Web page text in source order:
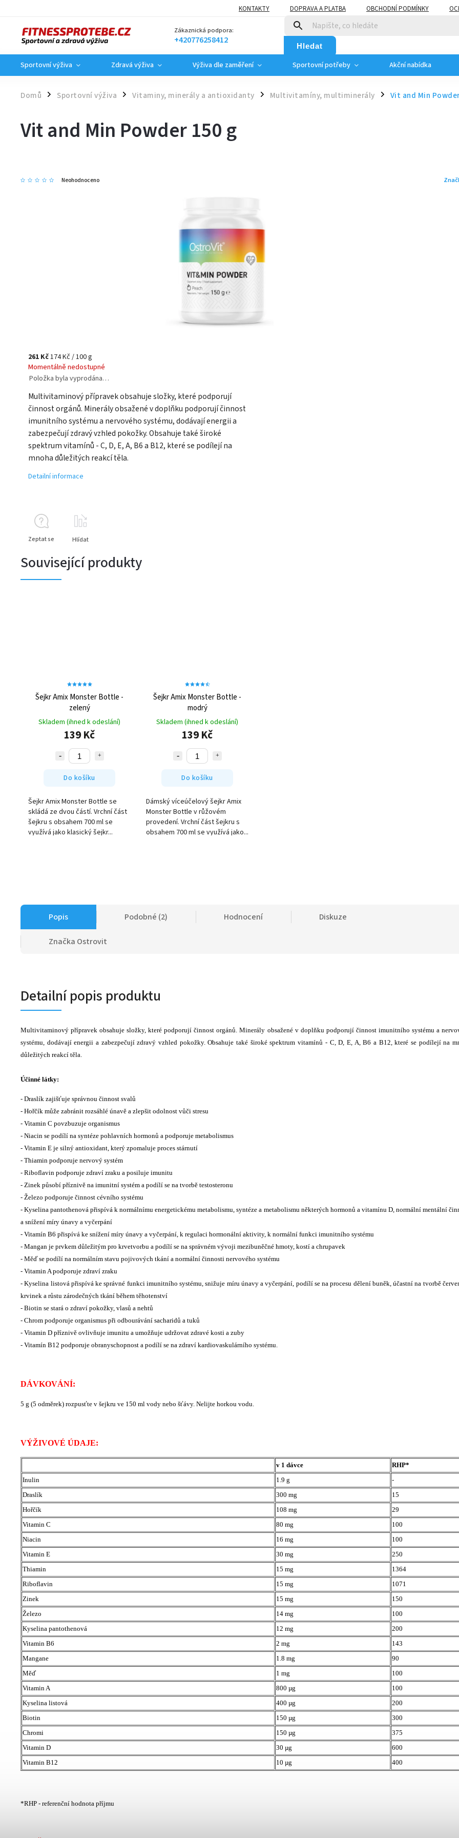
KONTAKTY DOPRAVA A PLATBA OBCHODNÍ PODMÍNKY
Zákaznická podpora:
+420776258412 Hledat
Sportovní výživa Zdravá výživa Výživa dle zaměření Sportovní potřeby Akční nabídka
Domů / Sportovní výživa / Vitaminy, minerály a antioxidanty / Multivitamíny, multiminerály / Vit and Min
Vit and Min Powder 150 g
Neohodnoceno
261 Kč174 Kč / 100 g
Momentálně nedostupné
Položka byla vyprodána…
Multivitaminový přípravek obsahuje složky, které podporují
činnost orgánů. Minerály obsažené v doplňku podporují činnost
imunitního systému a nervového systému, dodávají energii a
zabezpečují zdravý vzhled pokožky. Obsahuje také široké
spektrum vitamínů - C, D, E, A, B6 a B12, které se podílejí na
mnoha důležitých reakcí těla.
Detailní informace
Zeptat se Hlídat
Související produkty
Šejkr Amix Monster Bottle -
zelený
Skladem (ihned k odeslání)
139 Kč
Do košíku
Šejkr Amix Monster Bottle se
skládá ze dvou částí. Vrchní část
šejkru s obsahem 700 ml se
využívá jako klasický šejkr...
Šejkr Amix Monster Bottle -
modrý
Skladem (ihned k odeslání)
139 Kč
Do košíku
Dámský víceúčelový šejkr Amix
Monster Bottle v růžovém
provedení. Vrchní část šejkru s
obsahem 700 ml se využívá jako...
Popis Podobné (2) Hodnocení Diskuze
Značka Ostrovit
Detailní popis produktu
Multivitaminový přípravek obsahuje složky, které podporují činnost orgánů. Minerály obsažené v doplňku podporují činnost imunitního systému a
systému, dodávají energii a zabezpečují zdravý vzhled pokožky. Obsahuje také široké spektrum vitamínů - C, D, E, A, B6 a B12, které se podílejí na
důležitých reakcí těla.
Účinné látky:
- Draslík zajišťuje správnou činnost svalů
- Hořčík může zabránit rozsáhlé únavě a zlepšit odolnost vůči stresu
- Vitamin C povzbuzuje organismus
- Niacin se podílí na syntéze pohlavních hormonů a podporuje metabolismus
- Vitamin E je silný antioxidant, který zpomaluje proces stárnutí
- Thiamin podporuje nervový systém
- Riboflavin podporuje zdraví zraku a posiluje imunitu
- Zinek působí příznivě na imunitní systém a podílí se na tvorbě testosteronu
- Železo podporuje činnost cévního systému
- Kyselina pantothenová přispívá k normálnímu energetickému metabolismu, syntéze a metabolismu některých hormonů a vitamínu D, normální mentální
a snížení míry únavy a vyčerpání
- Vitamín B6 přispívá ke snížení míry únavy a vyčerpání, k regulaci hormonální aktivity, k normální funkci imunitního systému
- Mangan je prvkem důležitým pro krvetvorbu a podílí se na správném vývoji mezibuněčné hmoty, kostí a chrupavek
- Měď se podílí na normálním stavu pojivových tkání a normální činnosti nervového systému
- Vitamin A podporuje zdraví zraku
- Kyselina listová přispívá ke správné funkci imunitního systému, snižuje míru únavy a vyčerpání, podílí se na procesu dělení buněk, účastní na tvorbě
krvinek a růstu zárodečných tkání během těhotenství
- Biotin se stará o zdraví pokožky, vlasů a nehtů
- Chrom podporuje organismus při odbourávání sacharidů a tuků
- Vitamin D příznivě ovlivňuje imunitu a umožňuje udržovat zdravé kosti a zuby
- Vitamín B12 podporuje obranyschopnost a podílí se na zdraví kardiovaskulárního systému.
DÁVKOVÁNÍ:
5 g (5 odměrek) rozpusťte v šejkru ve 150 ml vody nebo šťávy. Nelijte horkou vodu.
VÝŽIVOVÉ ÚDAJE:
v 1 dávce
RHP*
Inulin
1.9 g
-
Draslík
300 mg
15
Hořčík
108 mg
29
Vitamin C
80 mg
100
Niacin
16 mg
100
Vitamin E
30 mg
250
Thiamin
15 mg
1364
Riboflavin
15 mg
1071
Zinek
15 mg
150
Železo
14 mg
100
Kyselina pantothenová
12 mg
200
Vitamin B6
2 mg
143
Mangane
1.8 mg
90
Měď
1 mg
100
Vitamin A
800 µg
100
Kyselina listová
400 µg
200
Biotin
150 µg
300
Chromi
150 µg
375
Vitamin D
30 µg
600
Vitamin B12
10 µg 400
*RHP - referenční hodnota příjmu